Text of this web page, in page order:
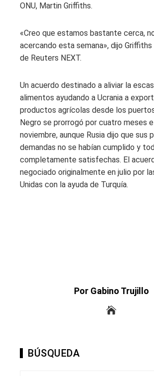
ONU, Martin Griffiths.
«Creo que estamos bastante cerca,
acercando esta semana», dijo
de Reuters NEXT.
Un acuerdo destinado a aliviar la
alimentos ayudando a Ucrania a
productos agrícolas desde los
Negro se prorrogó por cuatro meses
noviembre, aunque Rusia dijo que sus
demandas no se habían cumplido y
completamente satisfechas. El
negociado originalmente en julio por
Unidas con la ayuda de Turquía.
Por Gabino Trujillo
BÚSQUEDA